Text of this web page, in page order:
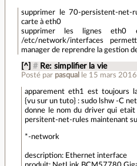
supprimer le 70-persistent-net-
carte à eth0
supprimer les lignes eth0
/etc/network/interfaces
manager de reprendre la gestion
[^] # Re: simplifier la vie
Posté par pasqual le 15 mars
apparement eth1 est toujours
{vu sur un tuto} : sudo lshw -C
donne le nom du driver qui etait
persitent-net-rules maintenant
*-network
description: Ethernet interface